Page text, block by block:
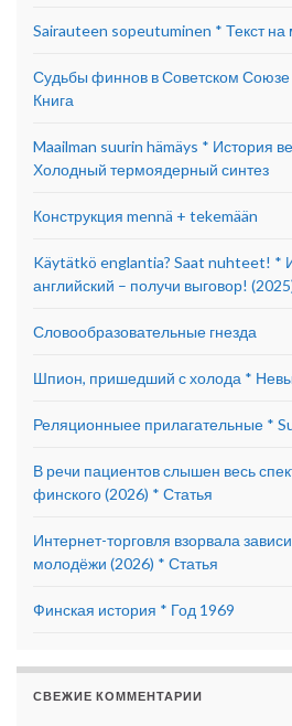
Sairauteen sopeutuminen * Текст
Судьбы финнов в Советском
Книга
Maailman suurin hämäys * История
Холодный термоядерный синтез
Конструкция mennä + tekemään
Käytätkö englantia? Saat nuhteet! *
английский – получи выговор!
Словообразовательные гнезда
Шпион, пришедший с холода *
Реляционныее прилагательные *
В речи пациентов слышен весь
финского (2026) * Статья
Интернет-торговля взорвала
молодёжи (2026) * Статья
Финская история * Год 1969
СВЕЖИЕ КОММЕНТАРИИ